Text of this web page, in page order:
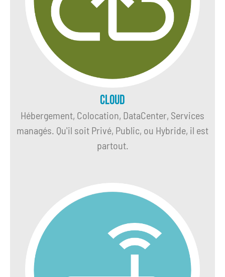
Cloud
Hébergement, Colocation, DataCenter, Services
managés. Qu'il soit Privé, Public, ou Hybride, il est
partout.